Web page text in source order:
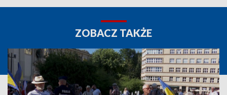
ZOBACZ TAKŻE